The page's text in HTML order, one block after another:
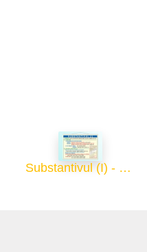
Substantivul (I) - 70x100